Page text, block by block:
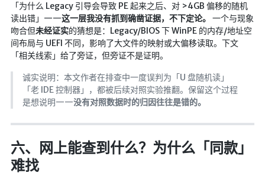
「为什么 Legacy 引导会导致 PE 起来之后、对 >4GB 偏移的随机
读出错」——这一层我没有抓到确凿证据，不下定论。
一个与现象
吻合但未经证实的猜想是：Legacy/BIOS 下 WinPE 的内存/地址空
间布局与 UEFI 不同，影响了大文件的映射或大偏移读取。下文
「相关线索」给了旁证，但旁证不是证明。
诚实说明：本文作者在排查中一度误判为「U 盘随机读」
「老 IDE 控制器」，都被后续对照实验推翻。保留这个过程
是想说明——没有对照数据时的归因往往是错的。
六、网上能查到什么？为什么「同款」
难找
过山车
夜景
海洋
背景连线动画
蜂巢背景特效
电流变形效果
夜色折现效果